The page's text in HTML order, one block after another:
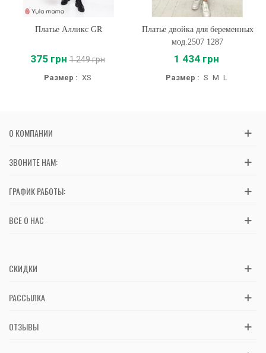
Платье Алликс GR
375 грн 1 249 грн
Размер : XS
Платье двойка для беременных
мод.2507 1287
1 434 грн
Размер : S M L
О КОМПАНИИ
ЗВОНИТЕ НАМ:
ГРАФИК РАБОТЫ:
ВСЕ О НАС
СКИДКИ
РАССЫЛКА
ОТЗЫВЫ